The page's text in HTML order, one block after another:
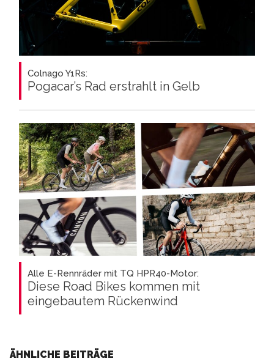
Colnago Y1Rs:
Pogacar’s Rad erstrahlt in Gelb
Alle E-Rennräder mit TQ HPR40-Motor:
Diese Road Bikes kommen mit
eingebautem Rückenwind
ÄHNLICHE BEITRÄGE